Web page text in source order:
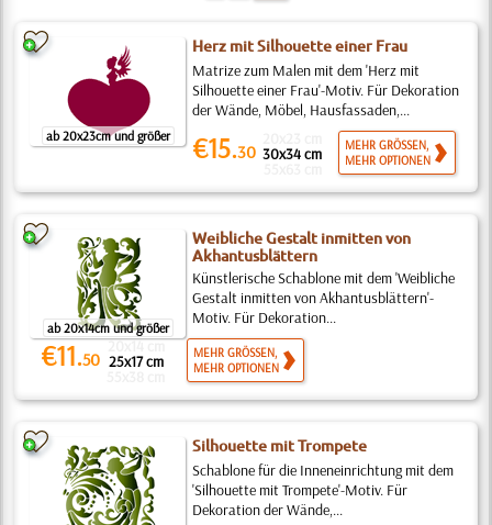
ab 20x23cm und größer
Herz mit Silhouette einer Frau
Matrize zum Malen mit dem 'Herz mit
Silhouette einer Frau'-Motiv. Für Dekoration
der Wände, Möbel, Hausfassaden,...
€15.30 30x34 cm
MEHR GRÖSSEN,
MEHR OPTIONEN
ab 20x14cm und größer
Weibliche Gestalt inmitten von
Akhantusblättern
Künstlerische Schablone mit dem 'Weibliche
Gestalt inmitten von Akhantusblättern'-
Motiv. Für Dekoration...
€11.50
20x14 cm
25x17 cm
MEHR GRÖSSEN,
MEHR OPTIONEN
Silhouette mit Trompete
Schablone für die Inneneinrichtung mit dem
'Silhouette mit Trompete'-Motiv. Für
Dekoration der Wände,...